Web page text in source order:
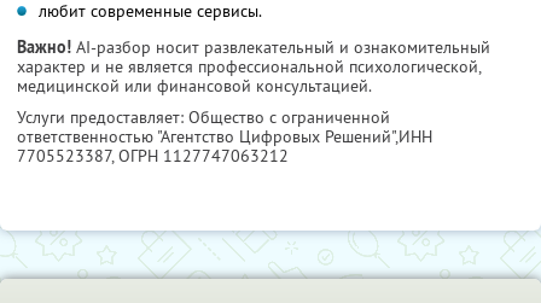
любит современные сервисы.
Важно! AI-разбор носит развлекательный и ознакомительный
характер и не является профессиональной психологической,
медицинской или финансовой консультацией.
Услуги предоставляет: Общество с ограниченной
ответственностью "Агентство Цифровых Решений",ИНН
7705523387, ОГРН 1127747063212